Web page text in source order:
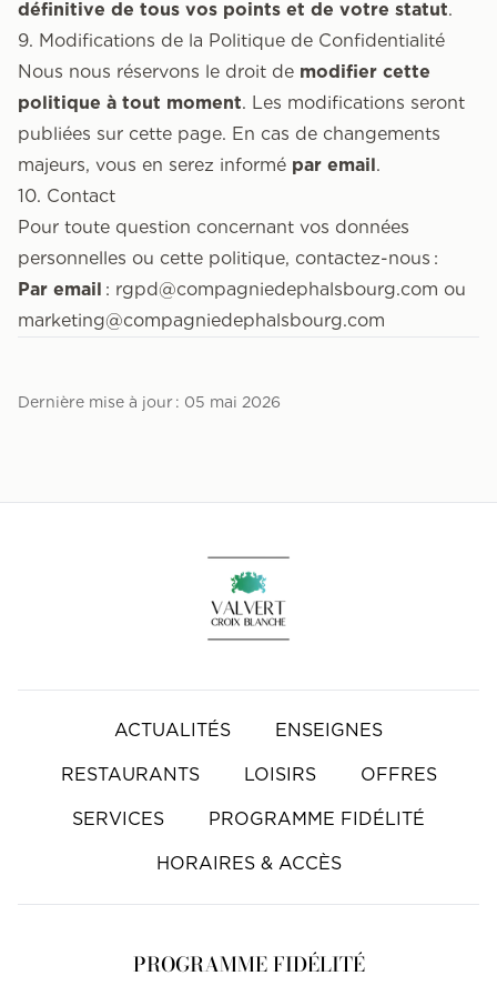
définitive de tous vos points et de votre statut.
9. Modifications de la Politique de Confidentialité
Nous nous réservons le droit de modifier cette
politique à tout moment. Les modifications seront
publiées sur cette page. En cas de changements
majeurs, vous en serez informé par email.
10. Contact
Pour toute question concernant vos données
personnelles ou cette politique, contactez-nous :
Par email : rgpd@compagniedephalsbourg.com ou
marketing@compagniedephalsbourg.com
Dernière mise à jour : 05 mai 2026
Accueil
ACTUALITÉS ENSEIGNES
RESTAURANTS LOISIRS OFFRES
SERVICES PROGRAMME FIDÉLITÉ
HORAIRES & ACCÈS
PROGRAMME FIDÉLITÉ